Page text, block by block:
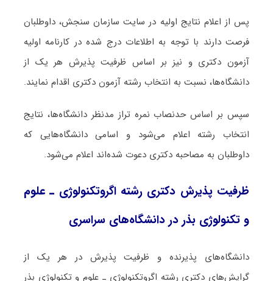
پس از اعلام نتایج اولیه در سایت سازمان سنجش، داوطلبان
فرصت دارند با توجه به اطلاعات درج شده در کارنامه اولیه
آزمون دکتری و نیز بر اساس ظرفیت پذیرش هر یک از
دانشگاه‌ها، نسبت به انتخاب رشته آزمون دکتری اقدام نمایند.
سپس بر اساس حدنصاب نمره تراز مدنظر دانشگاه‌ها، نتایج
انتخاب رشته اعلام می‌شود و اسامی دانشگاه‌هایی که
داوطلبان به مصاحبه دکتری دعوت شده‌اند اعلام می‌شود.
ظرفیت پذیرش دکتری رشته اﮔﺮوﺗﻜﻨﻮﻟﻮژی ـ علوم
و تکنولوژی ﺑﺬر در دانشگاه‌های سراسری
دانشگاه‌های پذیرنده و ظرفیت پذیرش در هر یک از
گرایش‌های دکتری رشته اﮔﺮوﺗﻜﻨﻮﻟﻮژی ـ علوم و تکنولوژی ﺑﺬر